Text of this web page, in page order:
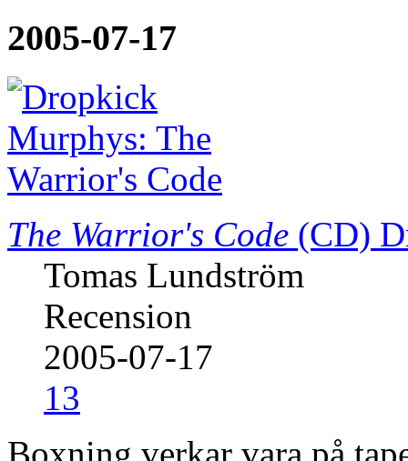
2005-07-17
The Warrior's Code (CD)
Tomas Lundström
Recension
2005-07-17
13
Boxning verkar vara på